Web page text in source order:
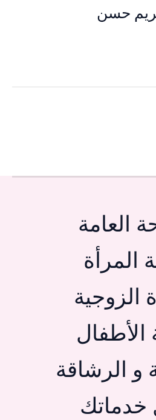
حسن
العامة
المرأة
الزوجية
و الرشاقة
خدماتك